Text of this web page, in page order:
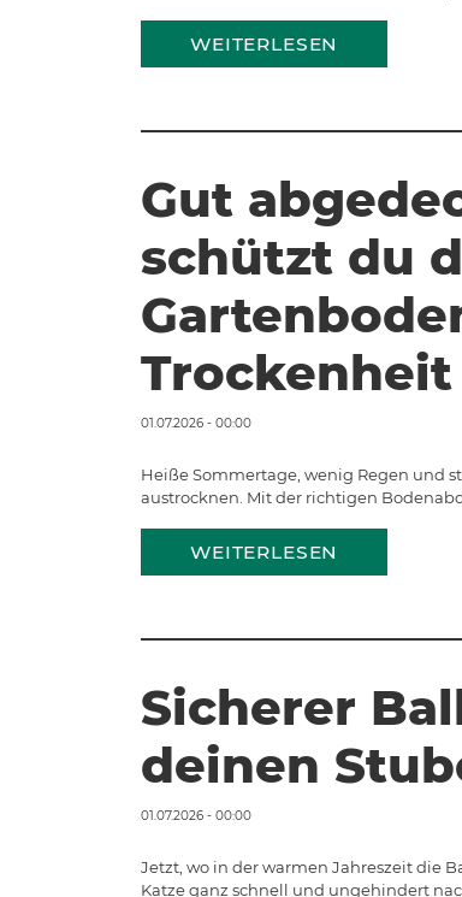
WEITERLESEN
Gut
schützt du
Trockenheit
01.07.2026 - 00:00
Heiße Sommertage, wenig Regen und
austrocknen. Mit der richtigen
WEITERLESEN
Sicherer
deinen
01.07.2026 - 00:00
Jetzt, wo in der warmen Jahreszeit die
Katze ganz schnell und ungehindert